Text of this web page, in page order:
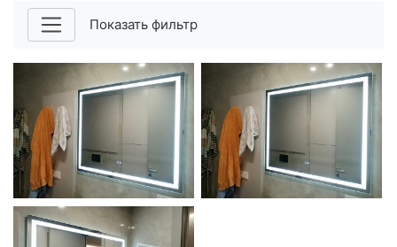
Показать фильтр